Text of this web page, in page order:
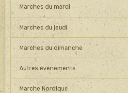
Marches du mardi
Marches du jeudi
Marches du dimanche
Autres événements
Marche Nordique